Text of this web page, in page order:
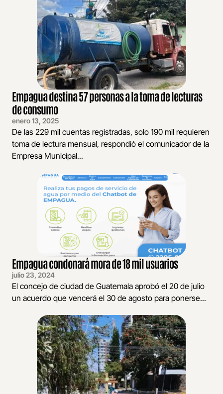
Empagua destina 57 personas a la toma de lecturas
de consumo
enero 13, 2025
De las 229 mil cuentas registradas, solo 190 mil requieren
toma de lectura mensual, respondió el comunicador de la
Empresa Municipal...
Empagua condonará mora de 18 mil usuarios
julio 23, 2024
El concejo de ciudad de Guatemala aprobó el 20 de julio
un acuerdo que vencerá el 30 de agosto para ponerse...